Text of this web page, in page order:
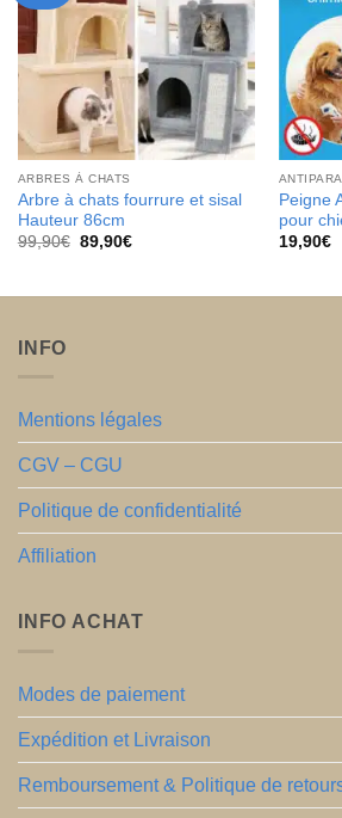
ARBRES À CHATS
Arbre à chats fourrure et sisal
Hauteur 86cm
99,90€ Le
89,90€Le
Peigne
pour
19,90€
INFO
Mentions légales
CGV – CGU
Politique de confidentialité
Affiliation
INFO ACHAT
Modes de paiement
Expédition et Livraison
Remboursement & Politique de